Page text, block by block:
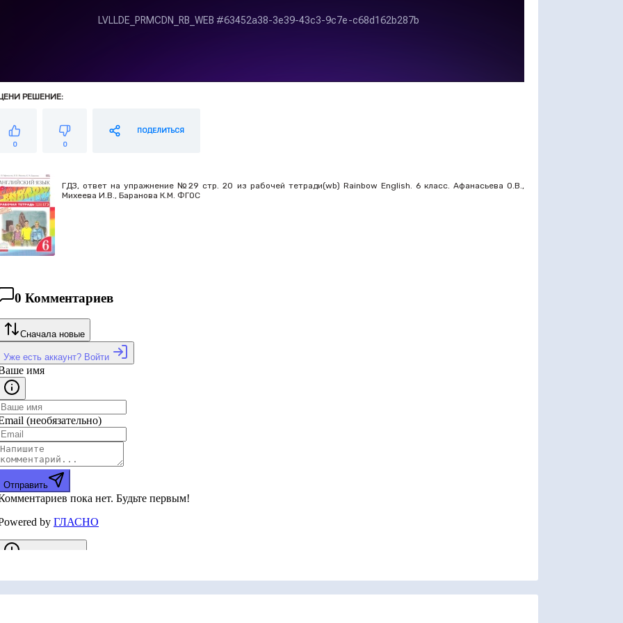
РЕШЕНИЕ:
0 0
ПОДЕЛИТЬСЯ
ГДЗ, ответ на упражнение №29 стр. 20 из рабочей тетради(wb) Rainbow English. 6 класс. Афанасьева О.В.,
Михеева И.В., Баранова К.М. ФГОС